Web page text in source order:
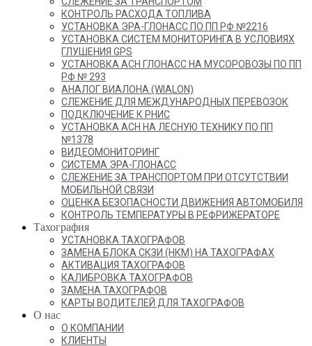
КОНТРОЛЬ РАСХОДА ТОПЛИВА
УСТАНОВКА ЭРА-ГЛОНАСС ПО ПП РФ №2216
УСТАНОВКА СИСТЕМ МОНИТОРИНГА В УСЛОВИЯХ
ГЛУШЕНИЯ GPS
УСТАНОВКА АСН ГЛОНАСС НА МУСОРОВОЗЫ ПО ПП
РФ № 293
АНАЛОГ ВИАЛОНА (WIALON)
СЛЕЖЕНИЕ ДЛЯ МЕЖДУНАРОДНЫХ ПЕРЕВОЗОК
ПОДКЛЮЧЕНИЕ К РНИС
УСТАНОВКА АСН НА ЛЕСНУЮ ТЕХНИКУ ПО ПП
№1378
ВИДЕОМОНИТОРИНГ
СИСТЕМА ЭРА-ГЛОНАСС
СЛЕЖЕНИЕ ЗА ТРАНСПОРТОМ ПРИ ОТСУТСТВИИ
МОБИЛЬНОЙ СВЯЗИ
ОЦЕНКА БЕЗОПАСНОСТИ ДВИЖЕНИЯ АВТОМОБИЛЯ
КОНТРОЛЬ ТЕМПЕРАТУРЫ В РЕФРИЖЕРАТОРЕ
Тахография
УСТАНОВКА ТАХОГРАФОВ
ЗАМЕНА БЛОКА СКЗИ (НКМ) НА ТАХОГРАФАХ
АКТИВАЦИЯ ТАХОГРАФОВ
КАЛИБРОВКА ТАХОГРАФОВ
ЗАМЕНА ТАХОГРАФОВ
КАРТЫ ВОДИТЕЛЕЙ ДЛЯ ТАХОГРАФОВ
О нас
О КОМПАНИИ
КЛИЕНТЫ